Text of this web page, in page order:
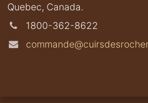
​Quebec, Canada.
1800-362-8622